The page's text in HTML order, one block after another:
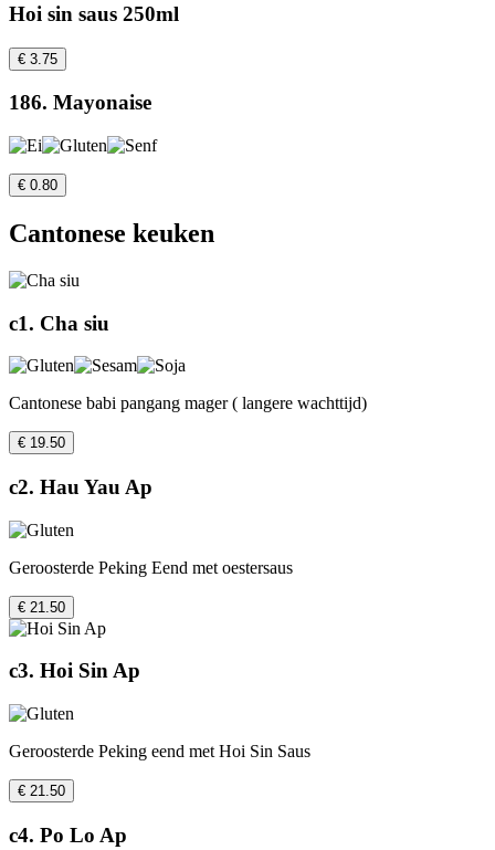
Hoi sin saus 250ml
€ 3.75
186. Mayonaise
€ 0.80
Cantonese keuken
c1. Cha siu
Cantonese babi pangang mager ( langere wachttijd)
€ 19.50
c2. Hau Yau Ap
Geroosterde Peking Eend met oestersaus
€ 21.50
c3. Hoi Sin Ap
Geroosterde Peking eend met Hoi Sin Saus
€ 21.50
c4. Po Lo Ap